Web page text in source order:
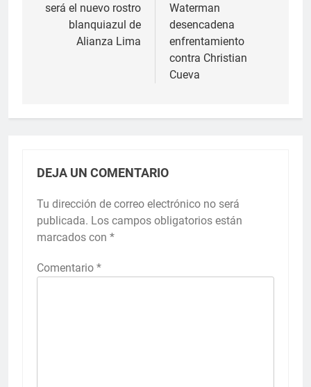
entradas
será el nuevo rostro
blanquiazul de
Alianza Lima
Waterman
desencadena
enfrentamiento
contra Christian
Cueva
DEJA UN COMENTARIO
Tu dirección de correo electrónico no será
publicada. Los campos obligatorios están
marcados con *
Comentario *